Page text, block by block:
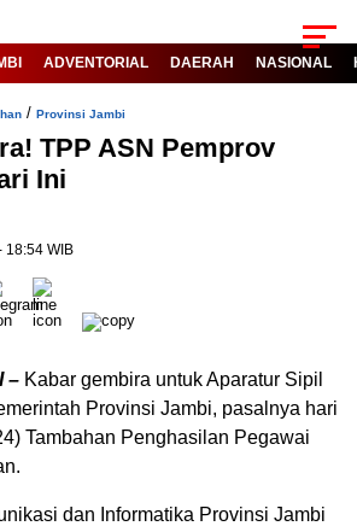
ADVENTORIAL DAERAH NASIONAL
/ Provinsi Jambi
TPP ASN Pemprov
Ini
18:54 WIB
– Kabar gembira untuk Aparatur Sipil
Provinsi Jambi, pasalnya hari
Tambahan Penghasilan Pegawai
dan Informatika Provinsi Jambi